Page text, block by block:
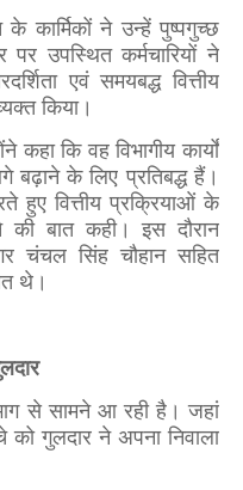
कार्मिकों ने उन्हें पुष्पगुच्छ
उपस्थित कर्मचारियों ने
एवं समयबद्ध वित्तीय
किया।
कहा कि वह विभागीय कार्यों
बढ़ाने के लिए प्रतिबद्ध हैं।
हुए वित्तीय प्रक्रियाओं के
बात कही। इस दौरान
चंचल सिंह चौहान सहित
थे।
से सामने आ रही है। जहां
गुलदार ने अपना निवाला